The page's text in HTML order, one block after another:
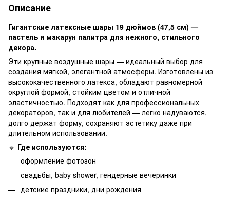
Описание
Гигантские латексные шары 19 дюймов (47,5 см) —
пастель и макарун палитра для нежного, стильного
декора.
Эти крупные воздушные шары — идеальный выбор для
создания мягкой, элегантной атмосферы. Изготовлены из
высококачественного латекса, обладают равномерной
округлой формой, стойким цветом и отличной
эластичностью. Подходят как для профессиональных
декораторов, так и для любителей — легко надуваются,
долго держат форму, сохраняют эстетику даже при
длительном использовании.
🔹 Где используются:
оформление фотозон
свадьбы, baby shower, гендерные вечеринки
детские праздники, дни рождения